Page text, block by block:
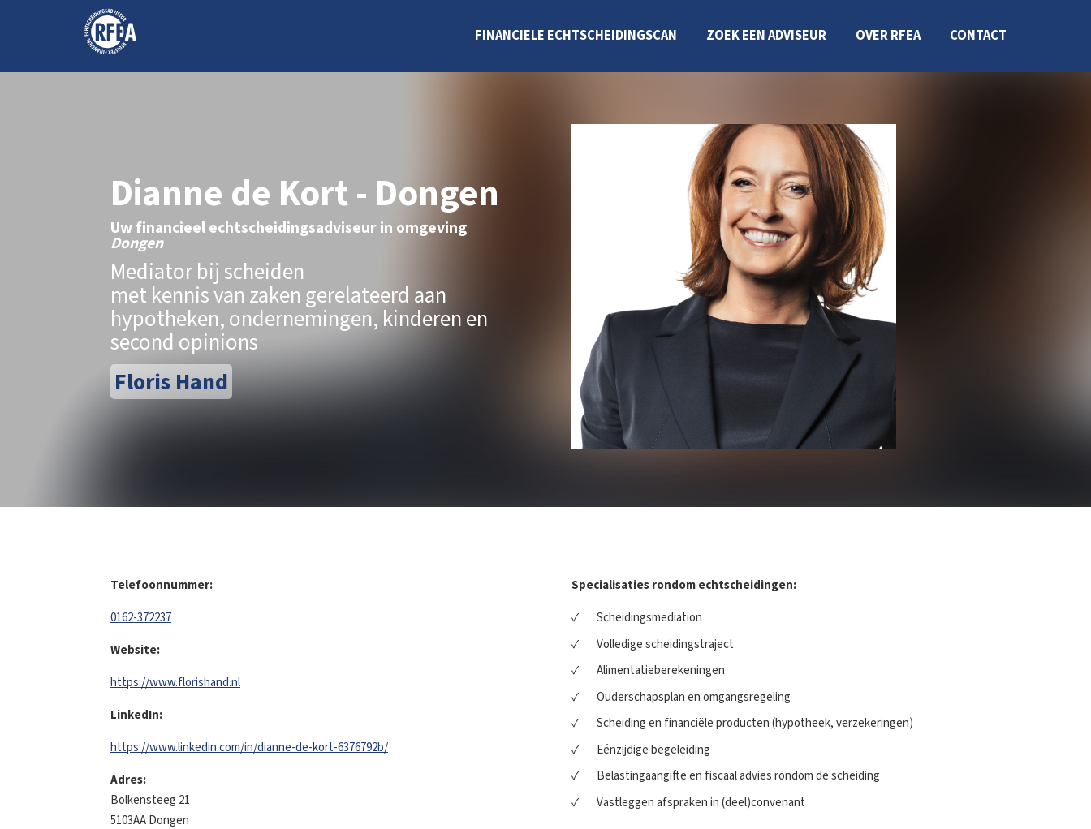
FINANCIELE ECHTSCHEIDINGSCAN ZOEK EEN ADVISEUR OVER RFEA CONTACT
Dianne de Kort - Dongen
Uw financieel echtscheidingsadviseur in omgeving
Dongen
Mediator bij scheiden
met kennis van zaken gerelateerd aan
hypotheken, ondernemingen, kinderen en
second opinions
Floris Hand
Telefoonnummer:
0162-372237
Website:
https://www.florishand.nl
LinkedIn:
https://www.linkedin.com/in/dianne-de-kort-6376792b/
Adres:
Bolkensteeg 21
5103AA Dongen
Specialisaties rondom echtscheidingen:
Scheidingsmediation
Volledige scheidingstraject
Alimentatieberekeningen
Ouderschapsplan en omgangsregeling
Scheiding en financiële producten (hypotheek, verzekeringen)
Eénzijdige begeleiding
Belastingaangifte en fiscaal advies rondom de scheiding
Vastleggen afspraken in (deel)convenant